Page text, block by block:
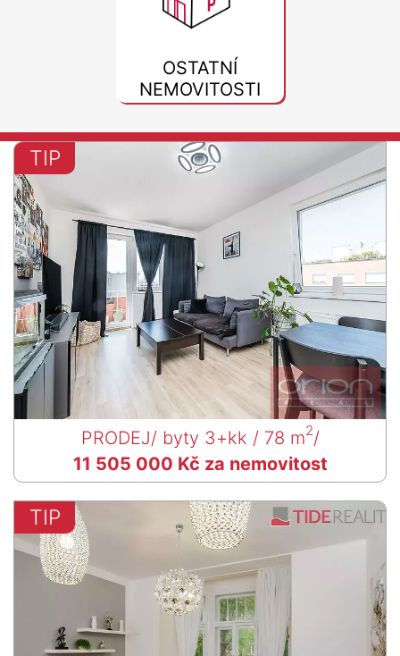
OSTATNÍ
NEMOVITOSTI
TIP
PRODEJ/ byty 3+kk / 78 m2/
11 505 000 Kč za nemovitost
TIP